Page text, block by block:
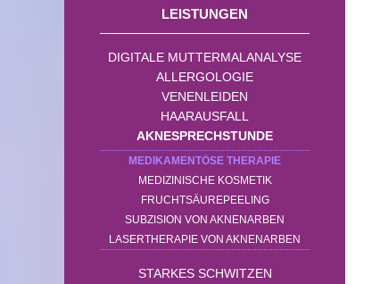
LEISTUNGEN
DIGITALE MUTTERMALANALYSE
ALLERGOLOGIE
VENENLEIDEN
HAARAUSFALL
AKNESPRECHSTUNDE
MEDIKAMENTÖSE THERAPIE
MEDIZINISCHE KOSMETIK
FRUCHTSÄUREPEELING
SUBZISION VON AKNENARBEN
LASERTHERAPIE VON AKNENARBEN
STARKES SCHWITZEN